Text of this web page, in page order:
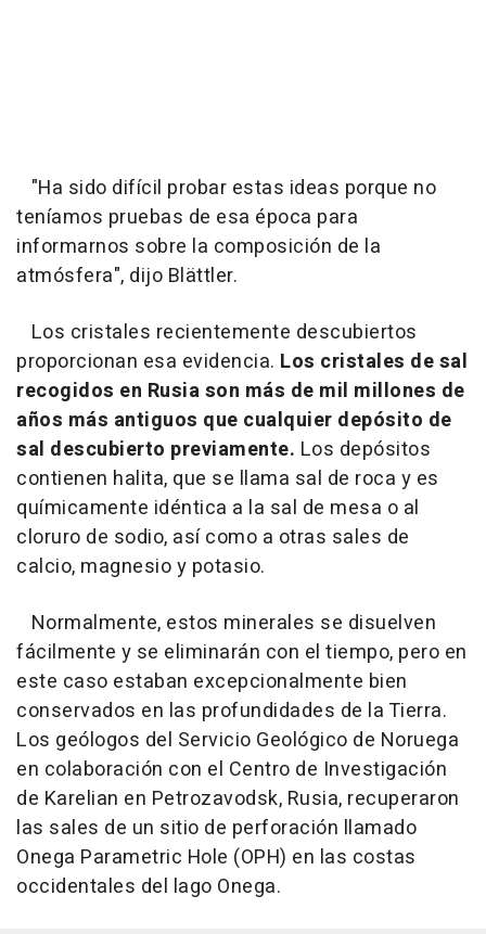
"Ha sido difícil probar estas ideas porque no
teníamos pruebas de esa época para
informarnos sobre la composición de la
atmósfera", dijo Blättler.
Los cristales recientemente descubiertos
proporcionan esa evidencia. Los cristales de sal
recogidos en Rusia son más de mil millones de
años más antiguos que cualquier depósito de
sal descubierto previamente. Los depósitos
contienen halita, que se llama sal de roca y es
químicamente idéntica a la sal de mesa o al
cloruro de sodio, así como a otras sales de
calcio, magnesio y potasio.
Normalmente, estos minerales se disuelven
fácilmente y se eliminarán con el tiempo, pero en
este caso estaban excepcionalmente bien
conservados en las profundidades de la Tierra.
Los geólogos del Servicio Geológico de Noruega
en colaboración con el Centro de Investigación
de Karelian en Petrozavodsk, Rusia, recuperaron
las sales de un sitio de perforación llamado
Onega Parametric Hole (OPH) en las costas
occidentales del lago Onega.